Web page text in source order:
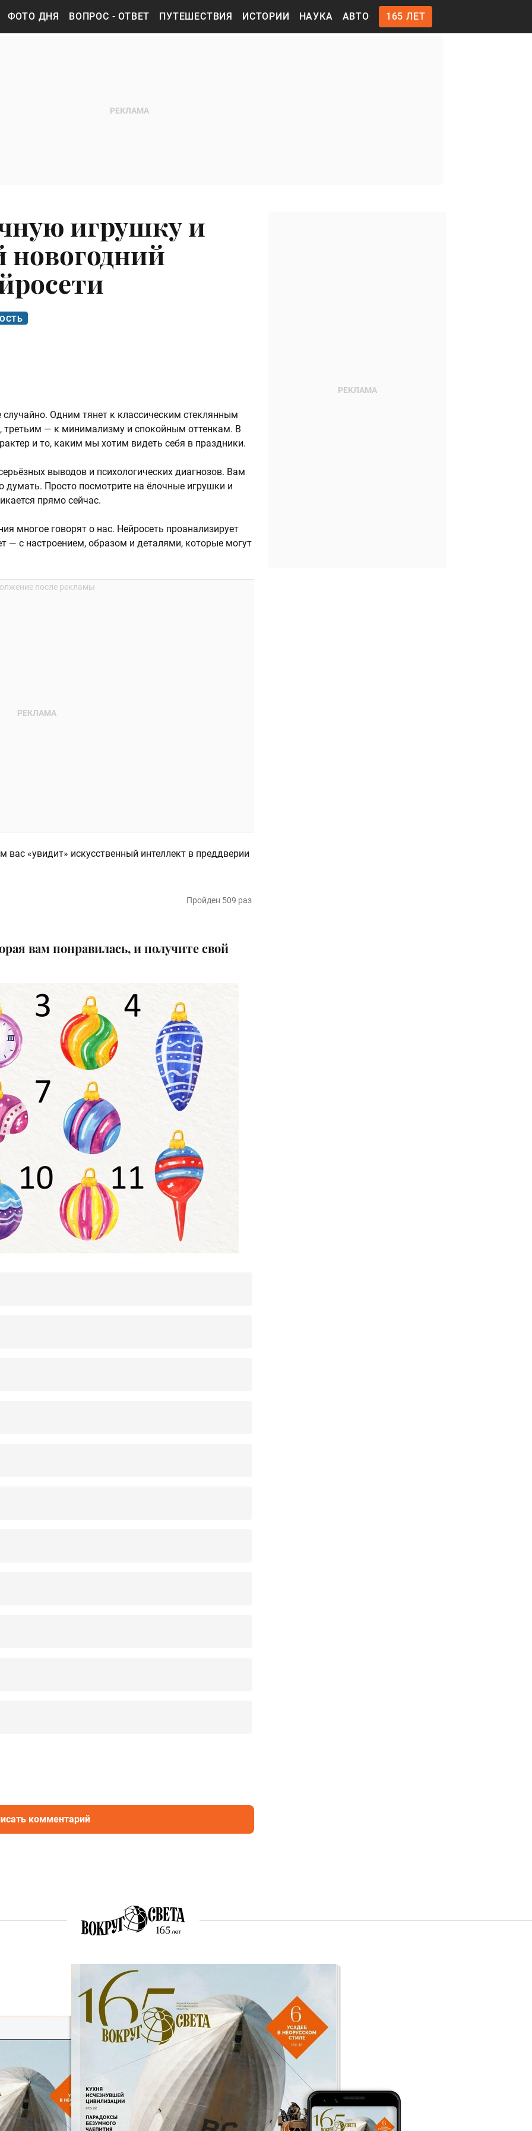
ФОТО ДНЯ ВОПРОС - ОТВЕТ ПУТЕШЕСТВИЯ ИСТОРИИ НАУКА АВТО 165 ЛЕТ
игрушку и
новогодний
Одним тянет к классическим стеклянным
— к минимализму и спокойным оттенкам. В
и то, каким мы хотим видеть себя в праздники.
выводов и психологических диагнозов. Вам
думать. Просто посмотрите на ёлочные игрушки и
прямо сейчас.
многое говорят о нас. Нейросеть проанализирует
— с настроением, образом и деталями, которые могут
«увидит» искусственный интеллект в преддверии
Пройден 509 раз
вам понравилась, и получите свой
комментарий